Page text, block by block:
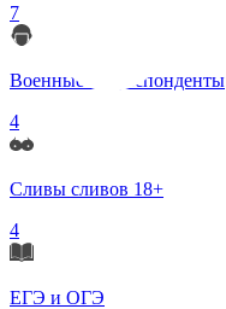
7
Военные корреспонденты
4
Сливы сливов 18+
4
ЕГЭ и ОГЭ